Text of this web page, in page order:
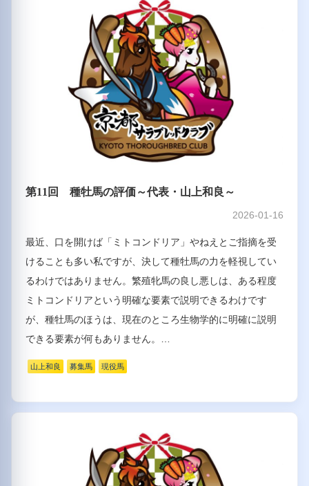
第11回 種牡馬の評価～代表・山上和良～
2026-01-16
最近、口を開けば「ミトコンドリア」やねえとご指摘を受
けることも多い私ですが、決して種牡馬の力を軽視してい
るわけではありません。繁殖牝馬の良し悪しは、ある程度
ミトコンドリアという明確な要素で説明できるわけです
が、種牡馬のほうは、現在のところ生物学的に明確に説明
できる要素が何もありません。…
山上和良 募集馬 現役馬